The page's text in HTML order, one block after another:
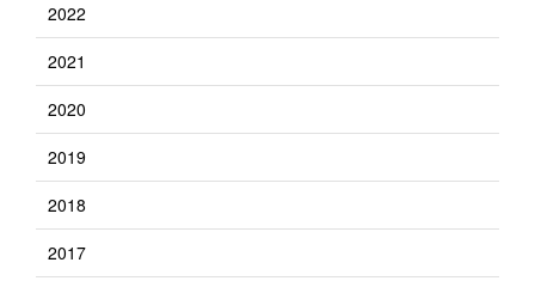
2022
2021
2020
2019
2018
2017